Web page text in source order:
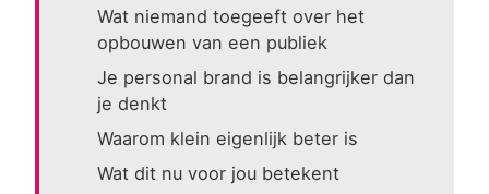
Wat niemand toegeeft over het
opbouwen van een publiek
Je personal brand is belangrijker dan
je denkt
Waarom klein eigenlijk beter is
Wat dit nu voor jou betekent